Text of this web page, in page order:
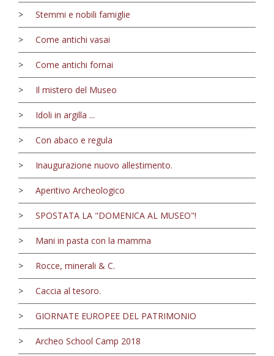
> Stemmi e nobili famiglie
> Come antichi vasai
> Come antichi fornai
> Il mistero del Museo
> Idoli in argilla ...
> Con abaco e regula
> Inaugurazione nuovo allestimento.
> Aperitivo Archeologico
> SPOSTATA LA "DOMENICA AL MUSEO"!
> Mani in pasta con la mamma
> Rocce, minerali & C.
> Caccia al tesoro.
> GIORNATE EUROPEE DEL PATRIMONIO
> Archeo School Camp 2018